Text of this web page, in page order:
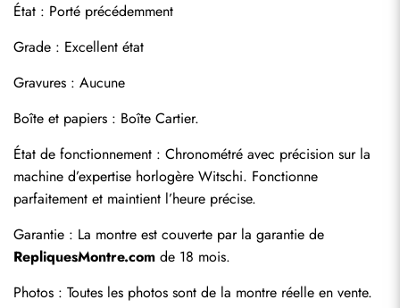
État : Porté précédemment
Grade : Excellent état
Gravures : Aucune
Boîte et papiers : Boîte Cartier.
État de fonctionnement : Chronométré avec précision sur la
machine d’expertise horlogère Witschi. Fonctionne
parfaitement et maintient l’heure précise.
RepliquesMontre.com de 18 mois.
Photos : Toutes les photos sont de la montre réelle en vente.
Envoyer